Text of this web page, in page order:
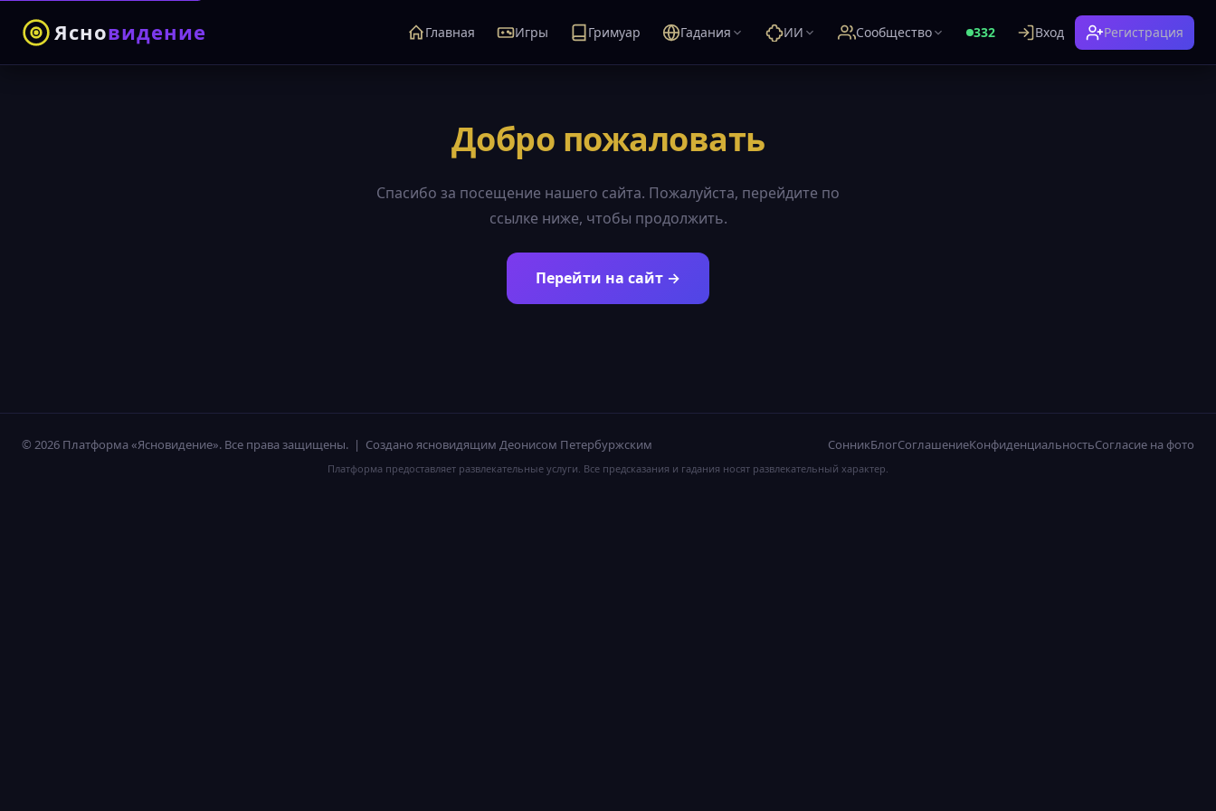
Ясновидение Главная Игры Гримуар Гадания ИИ Сообщество 332 Вход Регистрация
Добро пожаловать
Спасибо за посещение нашего сайта. Пожалуйста, перейдите по
ссылке ниже, чтобы продолжить.
Перейти на сайт →
© 2026 Платформа «Ясновидение». Все права защищены. | Создано ясновидящим Деонисом Петербуржским СонникБлогСоглашениеКонфиденциальностьСогласие на фото
Платформа предоставляет развлекательные услуги. Все предсказания и гадания носят развлекательный характер.